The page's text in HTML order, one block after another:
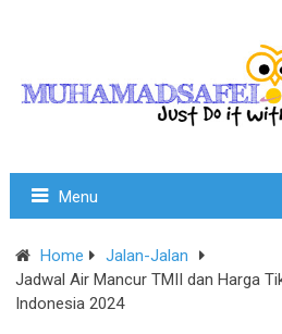
Menu
Home
Jalan-Jalan
Jadwal Air Mancur TMII dan Harga
Indonesia 2024